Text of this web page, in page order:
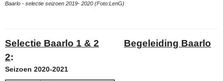
Baarlo - selectie seizoen 2019- 2020 (Foto:LenG)
Selectie Baarlo 1 & 2
Begeleiding Baarlo
2:
Seizoen 2020-2021